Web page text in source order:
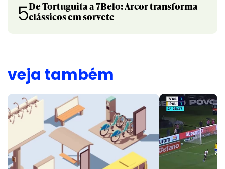
5De Tortuguita a 7Belo: Arcor transforma
clássicos em sorvete
veja também